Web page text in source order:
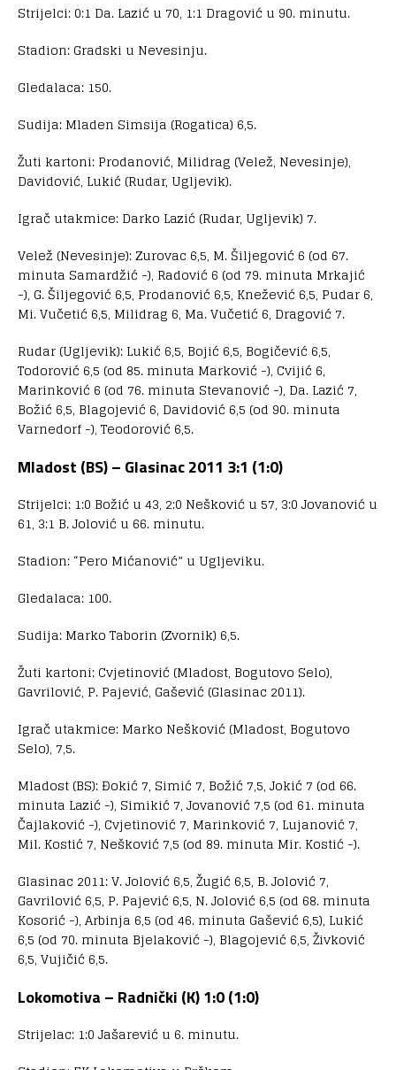
Strijelci: 0:1 Da. Lazić u 70, 1:1 Dragović u 90. minutu.
Stadion: Gradski u Nevesinju.
Gledalaca: 150.
Sudija: Mladen Simsija (Rogatica) 6,5.
Žuti kartoni: Prodanović, Milidrag (Velež, Nevesinje),
Davidović, Lukić (Rudar, Ugljevik).
Igrač utakmice: Darko Lazić (Rudar, Ugljevik) 7.
Velež (Nevesinje): Zurovac 6,5, M. Šiljegović 6 (od 67.
minuta Samardžić -), Radović 6 (od 79. minuta Mrkajić
-), G. Šiljegović 6,5, Prodanović 6,5, Knežević 6,5, Pudar 6,
Mi. Vučetić 6,5, Milidrag 6, Ma. Vučetić 6, Dragović 7.
Rudar (Ugljevik): Lukić 6,5, Bojić 6,5, Bogičević 6,5,
Todorović 6,5 (od 85. minuta Marković -), Cvijić 6,
Marinković 6 (od 76. minuta Stevanović -), Da. Lazić 7,
Božić 6,5, Blagojević 6, Davidović 6,5 (od 90. minuta
Varnedorf -), Teodorović 6,5.
Mladost (BS) – Glasinac 2011 3:1 (1:0)
Strijelci: 1:0 Božić u 43, 2:0 Nešković u 57, 3:0 Jovanović u
61, 3:1 B. Jolović u 66. minutu.
Stadion: “Pero Mićanović” u Ugljeviku.
Gledalaca: 100.
Sudija: Marko Taborin (Zvornik) 6,5.
Žuti kartoni: Cvjetinović (Mladost, Bogutovo Selo),
Gavrilović, P. Pajević, Gašević (Glasinac 2011).
Igrač utakmice: Marko Nešković (Mladost, Bogutovo
Selo), 7,5.
Mladost (BS): Đokić 7, Simić 7, Božić 7,5, Jokić 7 (od 66.
minuta Lazić -), Simikić 7, Jovanović 7,5 (od 61. minuta
Čajlaković -), Cvjetinović 7, Marinković 7, Lujanović 7,
Mil. Kostić 7, Nešković 7,5 (od 89. minuta Mir. Kostić -).
Glasinac 2011: V. Jolović 6,5, Žugić 6,5, B. Jolović 7,
Gavrilović 6,5, P. Pajević 6,5, N. Jolović 6,5 (od 68. minuta
Kosorić -), Arbinja 6,5 (od 46. minuta Gašević 6,5), Lukić
6,5 (od 70. minuta Bjelaković -), Blagojević 6,5, Živković
6,5, Vujičić 6,5.
Lokomotiva – Radnički (K) 1:0 (1:0)
Strijelac: 1:0 Jašarević u 6. minutu.